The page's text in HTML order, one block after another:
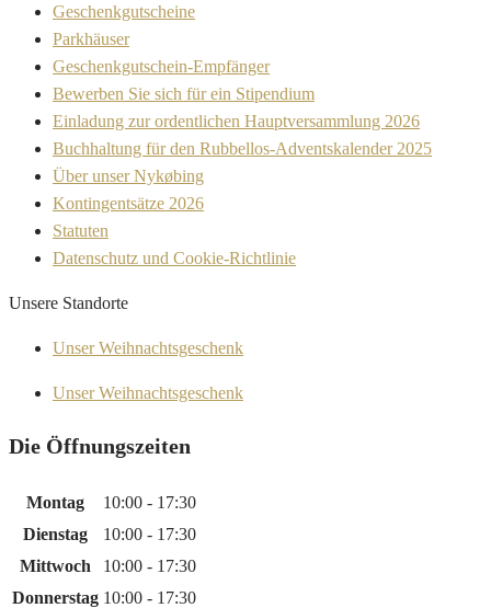
Geschenkgutscheine
Parkhäuser
Geschenkgutschein-Empfänger
Bewerben Sie sich für ein Stipendium
Einladung zur ordentlichen Hauptversammlung 2026
Buchhaltung für den Rubbellos-Adventskalender 2025
Über unser Nykøbing
Kontingentsätze 2026
Statuten
Datenschutz und Cookie-Richtlinie
Unsere Standorte
Unser Weihnachtsgeschenk
Unser Weihnachtsgeschenk
Die Öffnungszeiten
Montag
10:00 - 17:30
Dienstag
10:00 - 17:30
Mittwoch
10:00 - 17:30
Donnerstag 10:00 - 17:30